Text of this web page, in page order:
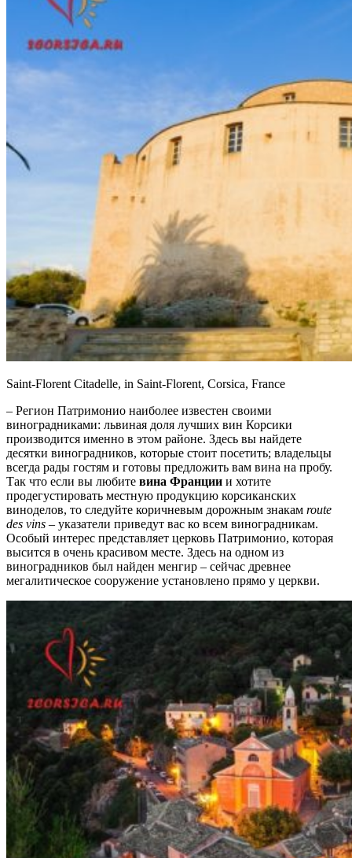
Saint-Florent Citadelle, in Saint-Florent, Corsica, France
– Регион Патримонио наиболее известен своими
виноградниками: львиная доля лучших вин Корсики
производится именно в этом районе. Здесь вы найдете
десятки виноградников, которые стоит посетить; владельцы
всегда рады гостям и готовы предложить вам вина на пробу.
Так что если вы любите вина Франции и хотите
продегустировать местную продукцию корсиканских
виноделов, то следуйте коричневым дорожным знакам route
des vins – указатели приведут вас ко всем виноградникам.
Особый интерес представляет церковь Патримонио, которая
высится в очень красивом месте. Здесь на одном из
виноградников был найден менгир – сейчас древнее
мегалитическое сооружение установлено ​​прямо у церкви.